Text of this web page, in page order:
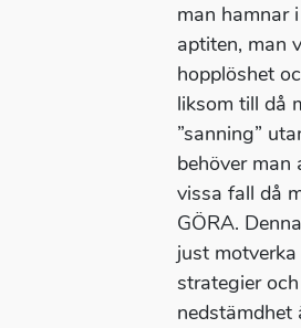
man hamnar
aptiten, man
hopplöshet
liksom till då
”sanning”
behöver man
vissa fall då
GÖRA.
just
strategier
nedstämdhet